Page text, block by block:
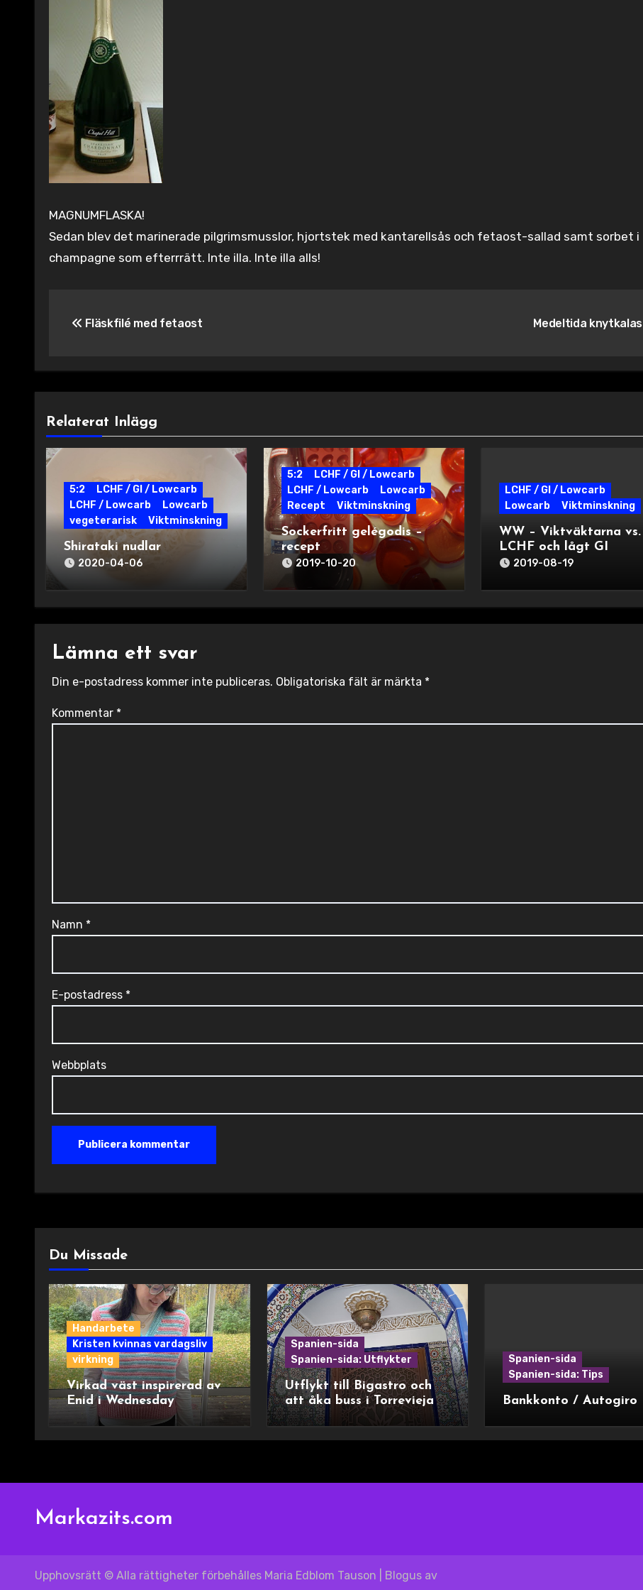
MAGNUMFLASKA!
Sedan blev det marinerade pilgrimsmusslor, hjortstek med kantarellsås och fetaost-sallad samt sorbet i
champagne som efterrrätt. Inte illa. Inte illa alls!
Fläskfilé med fetaost Medeltida knytkalas
Relaterat Inlägg
5:2
LCHF / GI / Lowcarb
LCHF / Lowcarb
Lowcarb
vegeterarisk
Viktminskning
Shirataki nudlar
2020-04-06
5:2
LCHF / GI / Lowcarb
LCHF / Lowcarb
Lowcarb
Recept
Viktminskning
Sockerfritt gelégodis –
recept
2019-10-20
LCHF / GI / Lowcarb
Lowcarb
Viktminskning
WW – Viktväktarna vs.
LCHF och lågt GI
2019-08-19
Lämna ett svar
Din e-postadress kommer inte publiceras. Obligatoriska fält är märkta *
Kommentar *
Namn *
E-postadress *
Webbplats
Du Missade
Handarbete
Kristen kvinnas vardagsliv
virkning
Virkad väst inspirerad av
Enid i Wednesday
Spanien-sida
Spanien-sida: Utflykter
Utflykt till Bigastro och
att åka buss i Torrevieja
Spanien-sida
Spanien-sida: Tips
Bankkonto / Autogiro
Markazits.com
Upphovsrätt © Alla rättigheter förbehålles Maria Edblom Tauson Blogus av